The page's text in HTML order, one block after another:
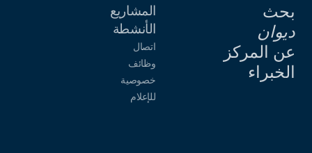
بحث
ديوان
عن المركز
الخبراء
المشاريع
الأنشطة
اتصال
وظائف
خصوصية
للإعلام